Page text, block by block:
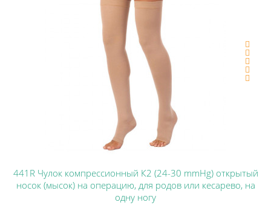
441R Чулок компрессионный К2 (24-30 mmHg) открытый
носок (мысок) на операцию, для родов или кесарево, на
одну ногу